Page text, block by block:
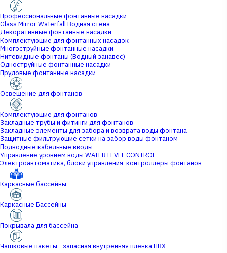
Профессиональные фонтанные насадки
Glass Mirror Waterfall Водная стена
Декоративные фонтанные насадки
Комплектующие для фонтанных насадок
Многоструйные фонтанные насадки
Нитевидные фонтаны (Водный занавес)
Одноструйные фонтанные насадки
Прудовые фонтанные насадки
Освещение для фонтанов
Комплектующие для фонтанов
Закладные трубы и фитинги для фонтанов
Закладные элементы для забора и возврата воды фонтана
Защитные фильтрующие сетки на забор воды фонтаном
Подводные кабельные вводы
Управление уровнем воды WATER LEVEL CONTROL
Электроавтоматика, блоки управления, контроллеры фонтанов
Каркасные бассейны
Каркасные Бассейны
Покрывала для бассейна
Чашковые пакеты - запасная внутренняя пленка ПВХ